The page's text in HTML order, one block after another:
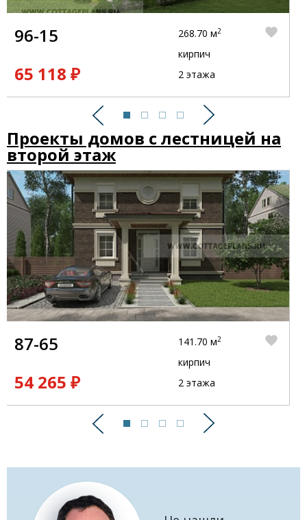
Предыдущий Следующий
96-15
65 118 ₽
268.70 м2
кирпич
2 этажа
Проекты домов с лестницей на
второй этаж
Предыдущий Следующий
87-65
54 265 ₽
141.70 м2
кирпич
2 этажа